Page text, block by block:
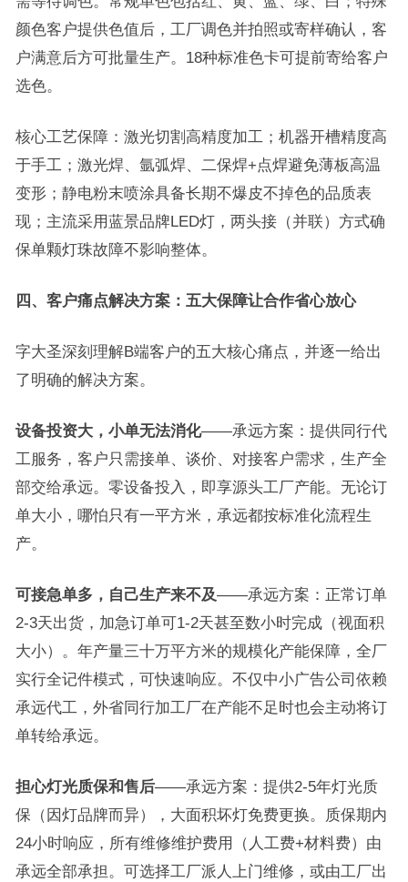
颜色客户提供色值后，工厂调色并拍照或寄样确认，客
户满意后方可批量生产。18种标准色卡可提前寄给客户
选色。
核心工艺保障：激光切割高精度加工；机器开槽精度高
于手工；激光焊、氩弧焊、二保焊+点焊避免薄板高温
变形；静电粉末喷涂具备长期不爆皮不掉色的品质表
现；主流采用蓝景品牌LED灯，两头接（并联）方式确
保单颗灯珠故障不影响整体。
四、客户痛点解决方案：五大保障让合作省心放心
字大圣深刻理解B端客户的五大核心痛点，并逐一给出
了明确的解决方案。
设备投资大，小单无法消化——承远方案：提供同行代
工服务，客户只需接单、谈价、对接客户需求，生产全
部交给承远。零设备投入，即享源头工厂产能。无论订
单大小，哪怕只有一平方米，承远都按标准化流程生
产。
可接急单多，自己生产来不及——承远方案：正常订单
2-3天出货，加急订单可1-2天甚至数小时完成（视面积
大小）。年产量三十万平方米的规模化产能保障，全厂
实行全记件模式，可快速响应。不仅中小广告公司依赖
承远代工，外省同行加工厂在产能不足时也会主动将订
单转给承远。
担心灯光质保和售后——承远方案：提供2-5年灯光质
保（因灯品牌而异），大面积坏灯免费更换。质保期内
24小时响应，所有维修维护费用（人工费+材料费）由
承远全部承担。可选择工厂派人上门维修，或由工厂出